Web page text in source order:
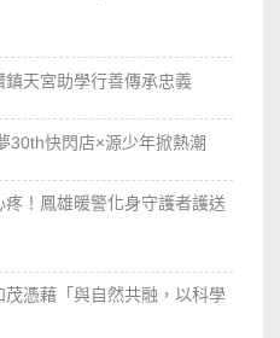
天宮助學行善傳承忠義
30th快閃店×源少年掀熱潮
疼！鳳雄暖警化身守護者護送
憑藉「與自然共融，以科學